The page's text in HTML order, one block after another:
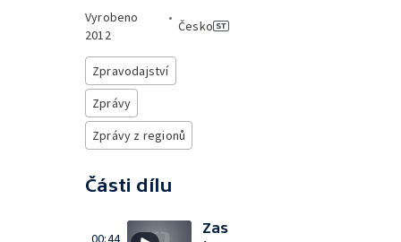
Vyrobeno
2012
•
Česko
Zpravodajství
Zprávy
Zprávy z regionů
Části dílu
00:44
Zas